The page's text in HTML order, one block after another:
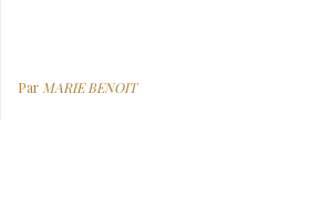
Par MARIE BENOIT